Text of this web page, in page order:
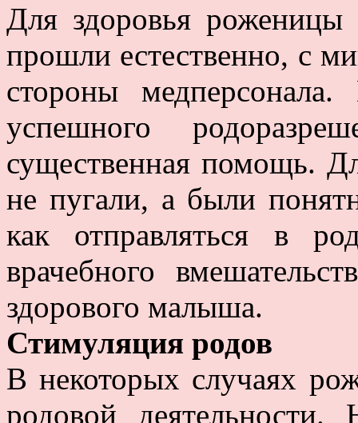
Для здоровья
прошли естественно, с
стороны
успешного
существенная помощь.
не пугали, а были
как отправляться в
врачебного
здорового малыша.
Стимуляция родов
В некоторых случаях
родовой